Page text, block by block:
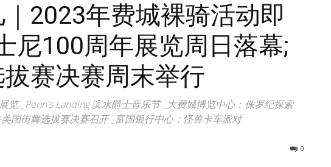
2023年费城裸骑活动即
尼100周年展览周日落幕;
赛决赛周末举行
览 _Penn's Landing 滨水爵士音乐节 _大费城博览中心：侏罗纪探索
美国街舞选拔赛决赛召开 _富国银行中心：怪兽卡车派对
0